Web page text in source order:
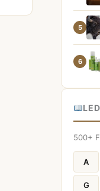
5
6
500+
A
G